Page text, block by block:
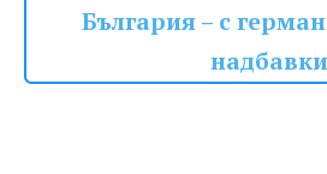
България – с
надбавки